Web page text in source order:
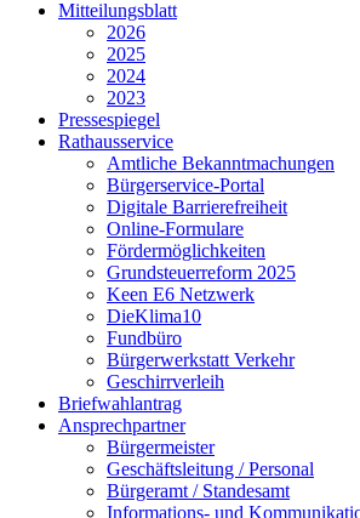
Mitteilungsblatt
2026
2025
2024
2023
Pressespiegel
Rathausservice
Amtliche Bekanntmachungen
Bürgerservice-Portal
Digitale Barrierefreiheit
Online-Formulare
Fördermöglichkeiten
Grundsteuerreform 2025
Keen E6 Netzwerk
DieKlima10
Fundbüro
Bürgerwerkstatt Verkehr
Geschirrverleih
Briefwahlantrag
Ansprechpartner
Bürgermeister
Geschäftsleitung / Personal
Bürgeramt / Standesamt
Informations- und